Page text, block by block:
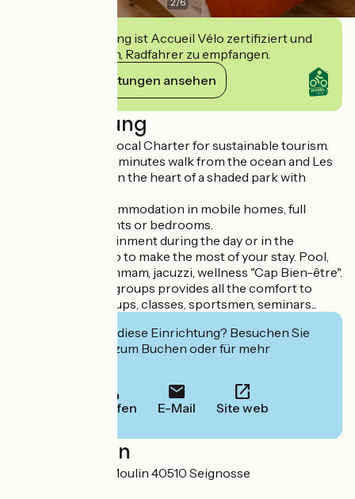
Diese Einrichtung ist Accueil Vélo zertifiziert und
verpflichtet sich, Radfahrer zu empfangen.
Ihre Verpflichtungen ansehen
Beschreibung
Approved by the local Charter for sustainable tourism.
We are located 10 minutes walk from the ocean and Les
Estagnots beach, in the heart of a shaded park with
Self catering accommodation in mobile homes, full
board in apartments or bedrooms.
Kids' club, entertainment during the day or in the
evening, a lot to do to make the most of your stay. Pool,
balneo, sauna, hammam, jacuzzi, wellness "Cap Bien-être".
A special unit for groups provides all the comfort to
welcome kids groups, classes, sportsmen, seminars...
Interessiert Sie diese Einrichtung? Besuchen Sie
deren Website zum Buchen oder für mehr
Anrufen E-Mail Site web
Localisation
7-9 avenue Jean Moulin 40510 Seignosse